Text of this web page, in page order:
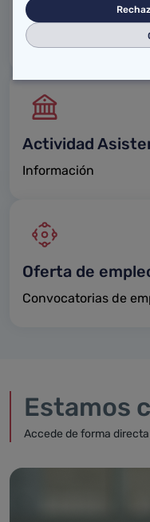
Salud
Trámites, requisitos
Actividad
Información
Oferta de
Convocatorias de
Estamos
Accede de forma